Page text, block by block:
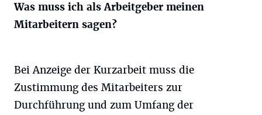
Was muss ich als Arbeitgeber meinen
Mitarbeitern sagen?
Bei Anzeige der Kurzarbeit muss die
Zustimmung des Mitarbeiters zur
Durchführung und zum Umfang der